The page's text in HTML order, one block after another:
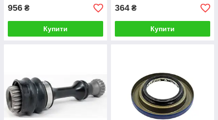
956 ₴
Купити
364 ₴
Купити